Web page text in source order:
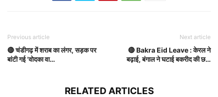
Previous article
🔴 चंडीगढ़ में शराब का लंगर, सड़क पर
बांटी गई 'वोदका वा…
Next article
🔴 Bakra Eid Leave : केरल ने
बढ़ाई, बंगाल ने घटाई बकरीद की छ…
RELATED ARTICLES